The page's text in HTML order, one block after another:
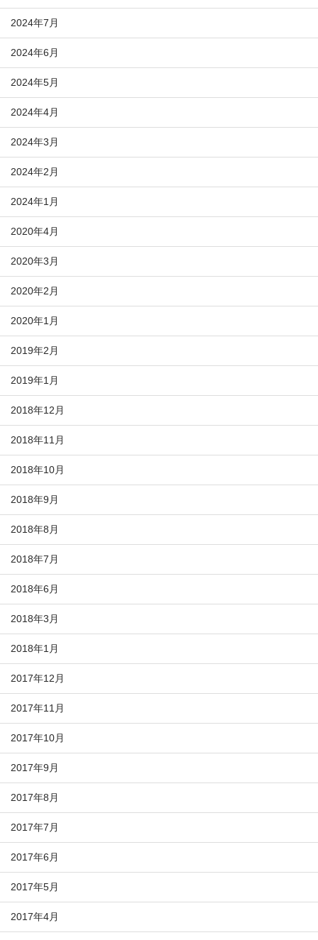
2024年7月
2024年6月
2024年5月
2024年4月
2024年3月
2024年2月
2024年1月
2020年4月
2020年3月
2020年2月
2020年1月
2019年2月
2019年1月
2018年12月
2018年11月
2018年10月
2018年9月
2018年8月
2018年7月
2018年6月
2018年3月
2018年1月
2017年12月
2017年11月
2017年10月
2017年9月
2017年8月
2017年7月
2017年6月
2017年5月
2017年4月